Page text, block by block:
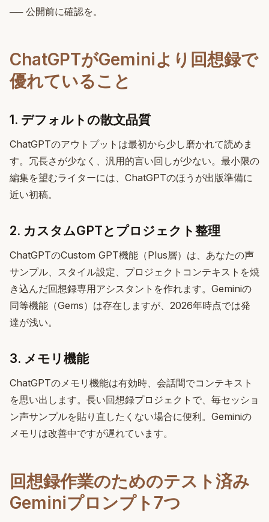
── 公開前に確認を。
ChatGPTがGeminiより回想録で
優れていること
1. デフォルトの散文品質
ChatGPTのアウトプットは最初から少し磨かれて読めま
す。冗長さが少なく、汎用的言い回しが少ない。最小限の
編集を望むライターには、ChatGPTのほうが出版準備に
近い初稿。
2. カスタムGPTとプロジェクト整理
ChatGPTのCustom GPT機能（Plus層）は、あなたの声
サンプル、スタイル設定、プロジェクトコンテキストを焼
き込んだ回想録専用アシスタントを作れます。Geminiの
同等機能（Gems）は存在しますが、2026年時点では発
達が浅い。
3. メモリ機能
ChatGPTのメモリ機能は有効時、会話間でコンテキスト
を思い出します。長い回想録プロジェクトで、毎セッショ
ン声サンプルを貼り直したくない場合に便利。Geminiの
メモリは改善中ですが遅れています。
回想録作業のためのテスト済み
Geminiプロンプト7つ